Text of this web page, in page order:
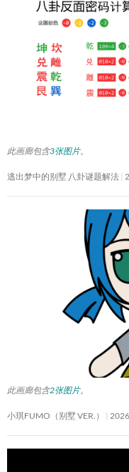
此画廊包含3张图片。
逃出梦中的别墅 八卦谜题解法
此画廊包含2张图片。
小琪FUMO（别墅 VER.）